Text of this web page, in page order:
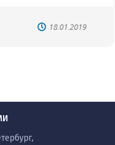
18.01.2019